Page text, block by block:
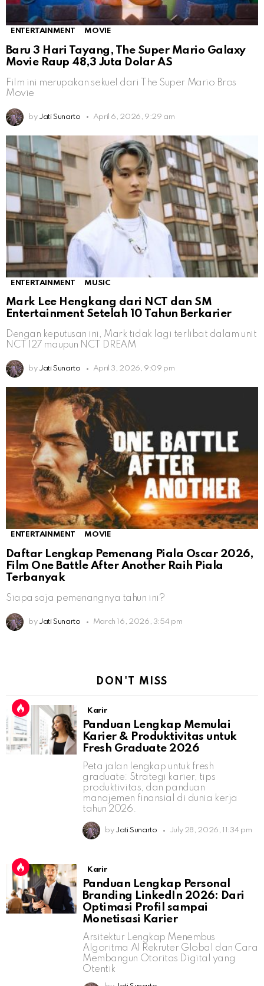
ENTERTAINMENT MOVIE
Baru 3 Hari Tayang, The Super Mario Galaxy
Movie Raup 48,3 Juta Dolar AS
Film ini merupakan sekuel dari The Super Mario Bros
Movie
by Jati Sunarto April 6, 2026, 9:29 am
ENTERTAINMENT MUSIC
Mark Lee Hengkang dari NCT dan SM
Entertainment Setelah 10 Tahun Berkarier
Dengan keputusan ini, Mark tidak lagi terlibat dalam unit
NCT 127 maupun NCT DREAM
by Jati Sunarto April 3, 2026, 9:09 pm
ENTERTAINMENT MOVIE
Daftar Lengkap Pemenang Piala Oscar 2026,
Film One Battle After Another Raih Piala
Terbanyak
Siapa saja pemenangnya tahun ini?
by Jati Sunarto March 16, 2026, 3:54 pm
DON'T MISS
Karir
Panduan Lengkap Memulai
Karier & Produktivitas untuk
Fresh Graduate 2026
Peta jalan lengkap untuk fresh
graduate: Strategi karier, tips
produktivitas, dan panduan
manajemen finansial di dunia kerja
tahun 2026.
by Jati Sunarto July 28, 2026, 11:34 pm
Karir
Panduan Lengkap Personal
Branding LinkedIn 2026: Dari
Optimasi Profil sampai
Monetisasi Karier
Arsitektur Lengkap Menembus
Algoritma AI Rekruter Global dan Cara
Membangun Otoritas Digital yang
Otentik